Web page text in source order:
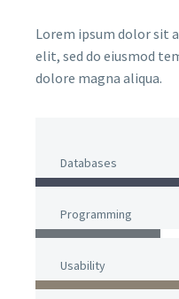
Lorem ipsum dolor sit
elit, sed do eiusmod
dolore magna aliqua.
Databases
Programming
Usability